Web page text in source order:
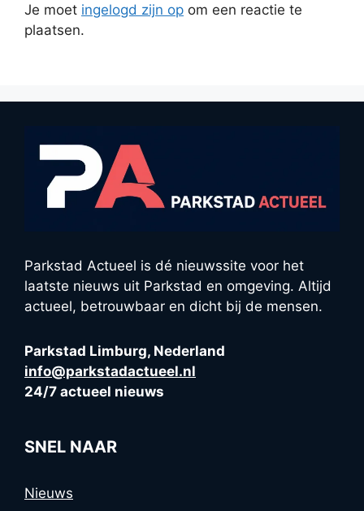
Je moet ingelogd zijn op om een reactie te
plaatsen.
Parkstad Actueel is dé nieuwssite voor het
laatste nieuws uit Parkstad en omgeving. Altijd
actueel, betrouwbaar en dicht bij de mensen.
Parkstad Limburg, Nederland
info@parkstadactueel.nl
24/7 actueel nieuws
SNEL NAAR
Nieuws